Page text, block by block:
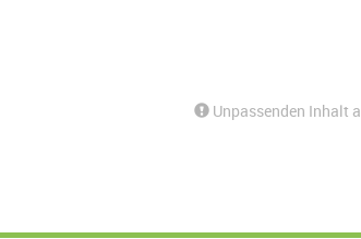
Unpassenden Inhalt